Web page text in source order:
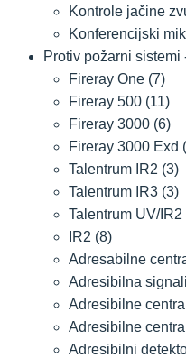
Kontrole jačine
Konferencijski
Protiv požarni
Fireray One (7)
Fireray 500 (11)
Fireray 3000 (6)
Fireray 3000 Exd
Talentrum IR2 (3)
Talentrum IR3 (3)
Talentrum UV/IR2
IR2 (8)
Adresabilne
Adresibilna
Adresibilne
Adresibilne
Adresibilni